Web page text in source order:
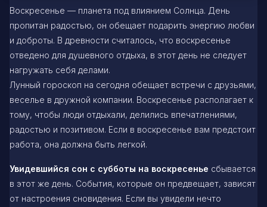
Воскресенье — планета под влиянием Солнца. День
пропитан радостью, он обещает подарить энергию любви
и доброты. В древности считалось, что воскресенье
отведено для душевного отдыха, в этот день не следует
нагружать себя делами.
Лунный гороскоп на сегодня обещает встречи с друзьями,
веселье в дружной компании. Воскресенье располагает к
тому, чтобы люди отдыхали, делились впечатлениями,
радостью и позитивом. Если в воскресенье вам предстоит
работа, она должна быть легкой.
Увидевшийся сон с субботы на воскресенье сбывается
в этот же день. События, которые он предвещает, зависят
от настроения сновидения. Если вы увидели нечто